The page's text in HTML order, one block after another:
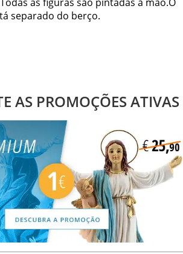
separado do berço.
AS PROMOÇÕES ATIVAS